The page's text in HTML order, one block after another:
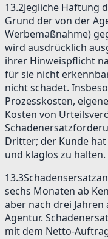
13.2Jegliche Haftung
Grund der von der
Werbemaßnahme)
wird ausdrücklich
ihrer Hinweispflicht
für sie nicht
nicht schadet.
Prozesskosten,
Kosten von
Dritter; der Kunde
und klaglos zu halten.
13.3
sechs Monaten ab
aber nach drei
Agentur.
mit dem Netto-